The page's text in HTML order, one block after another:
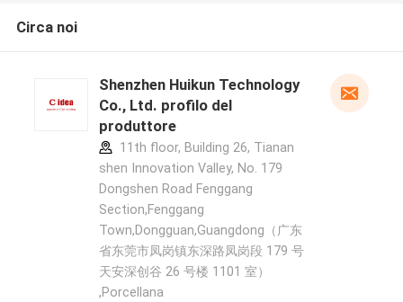
Circa noi
Shenzhen Huikun Technology
Co., Ltd. profilo del
produttore
11th floor, Building 26, Tianan
shen Innovation Valley, No. 179
Dongshen Road Fenggang
Section,Fenggang
Town,Dongguan,Guangdong（广东
省东莞市凤岗镇东深路凤岗段 179 号
天安深创谷 26 号楼 1101 室）
,Porcellana